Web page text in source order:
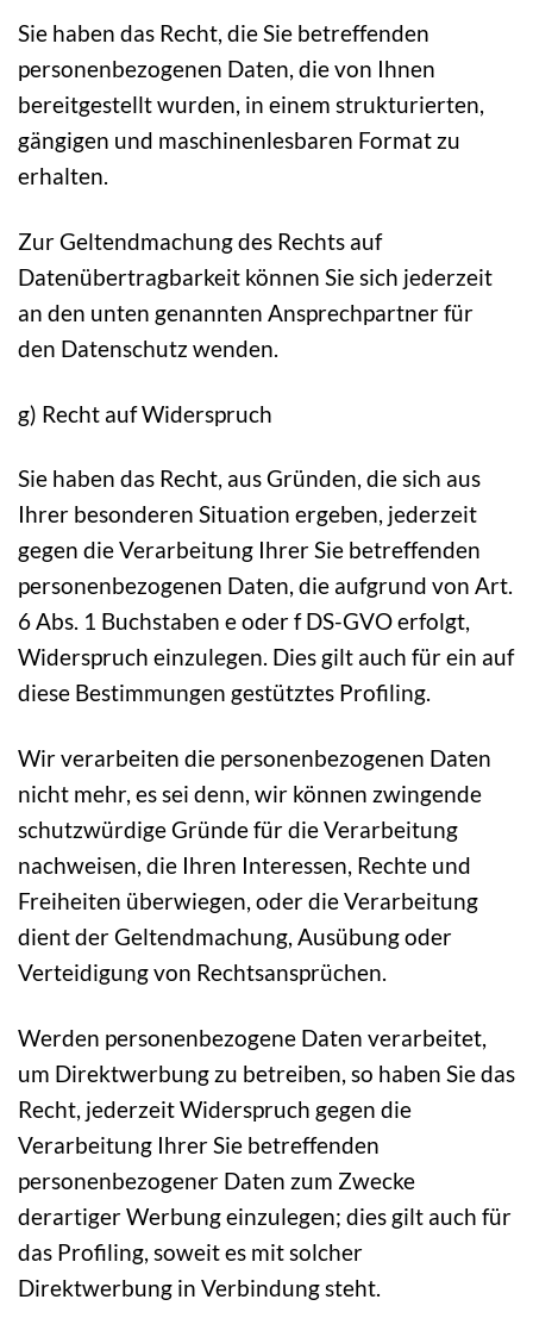
Sie haben das Recht, die Sie betreffenden
personenbezogenen Daten, die von Ihnen
bereitgestellt wurden, in einem strukturierten,
gängigen und maschinenlesbaren Format zu
erhalten.
Zur Geltendmachung des Rechts auf
Datenübertragbarkeit können Sie sich jederzeit
an den unten genannten Ansprechpartner für
den Datenschutz wenden.
g) Recht auf Widerspruch
Sie haben das Recht, aus Gründen, die sich aus
Ihrer besonderen Situation ergeben, jederzeit
gegen die Verarbeitung Ihrer Sie betreffenden
personenbezogenen Daten, die aufgrund von Art.
6 Abs. 1 Buchstaben e oder f DS-GVO erfolgt,
Widerspruch einzulegen. Dies gilt auch für ein auf
diese Bestimmungen gestütztes Profiling.
Wir verarbeiten die personenbezogenen Daten
nicht mehr, es sei denn, wir können zwingende
schutzwürdige Gründe für die Verarbeitung
nachweisen, die Ihren Interessen, Rechte und
Freiheiten überwiegen, oder die Verarbeitung
dient der Geltendmachung, Ausübung oder
Verteidigung von Rechtsansprüchen.
Werden personenbezogene Daten verarbeitet,
um Direktwerbung zu betreiben, so haben Sie das
Recht, jederzeit Widerspruch gegen die
Verarbeitung Ihrer Sie betreffenden
personenbezogener Daten zum Zwecke
derartiger Werbung einzulegen; dies gilt auch für
das Profiling, soweit es mit solcher
Direktwerbung in Verbindung steht.